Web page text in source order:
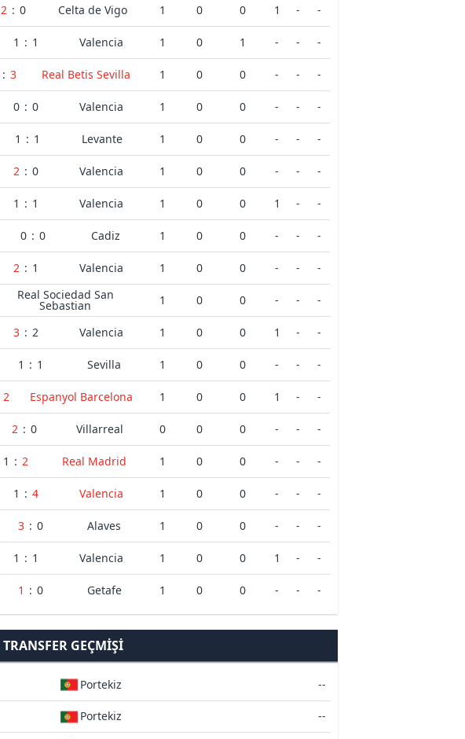
2 : 0 Celta de Vigo 1 0 0 1 - -
1 : 1 Valencia 1 0 1 - - -
: 3 Real Betis Sevilla 1 0 0 - - -
0 : 0 Valencia 1 0 0 - - -
1 : 1 Levante 1 0 0 - - -
2 : 0 Valencia 1 0 0 - - -
1 : 1 Valencia 1 0 0 1 - -
0 : 0 Cadiz 1 0 0 - - -
2 : 1 Valencia 1 0 0 - - -
Real Sociedad San
Sebastian 1 0 0 - - -
3 : 2 Valencia 1 0 0 1 - -
1 : 1 Sevilla 1 0 0 - - -
2 Espanyol Barcelona 1 0 0 1 - -
2 : 0 Villarreal 0 0 0 - - -
1 : 2 Real Madrid 1 0 0 - - -
1 : 4 Valencia 1 0 0 - - -
3 : 0 Alaves 1 0 0 - - -
1 : 1 Valencia 1 0 0 1 - -
1 : 0 Getafe 1 0 0 - - -
TRANSFER GEÇMIŞI
Portekiz --
Portekiz --